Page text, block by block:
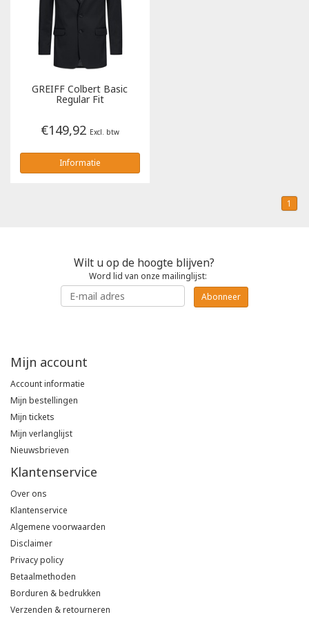
Poloshirts
T-shirts
Classic
DNA-Flex
Denim
Hydrowear
Portwest
GREIFF Colbert Basic
Regular Fit
€149,92 Excl. btw
Informatie
1
Wilt u op de hoogte blijven?
Word lid van onze mailinglijst:
Abonneer
Mijn account
Account informatie
Mijn bestellingen
Mijn tickets
Mijn verlanglijst
Nieuwsbrieven
Klantenservice
Over ons
Klantenservice
Algemene voorwaarden
Disclaimer
Privacy policy
Betaalmethoden
Borduren & bedrukken
Verzenden & retourneren